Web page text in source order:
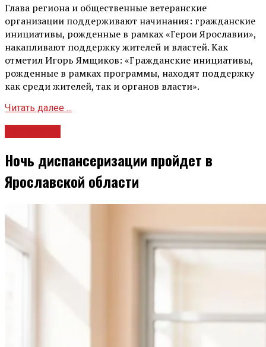
Глава региона и общественные ветеранские
организации поддерживают начинания: гражданские
инициативы, рожденные в рамках «Герои Ярославии»,
накапливают поддержку жителей и властей. Как
отметил Игорь Ямщиков: «Гражданские инициативы,
рожденные в рамках программы, находят поддержку
как среди жителей, так и органов власти».
Читать далее ...
Ночь диспансеризации пройдет в
Ярославской области